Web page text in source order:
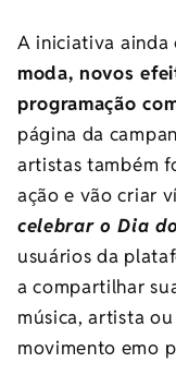
A iniciativa
moda, novos
programação
página da
artistas também
ação e vão criar
celebrar o Dia
usuários da
a compartilhar
música, artista
movimento emo